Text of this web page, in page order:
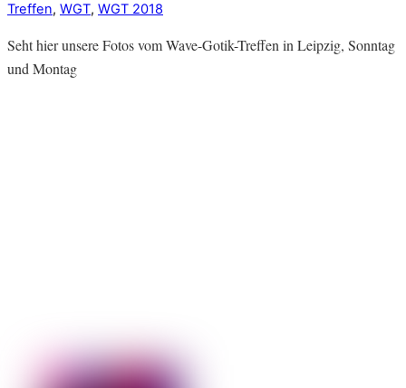
Treffen, WGT, WGT 2018
Seht hier unsere Fotos vom Wave-Gotik-Treffen in Leipzig, Sonntag
und Montag